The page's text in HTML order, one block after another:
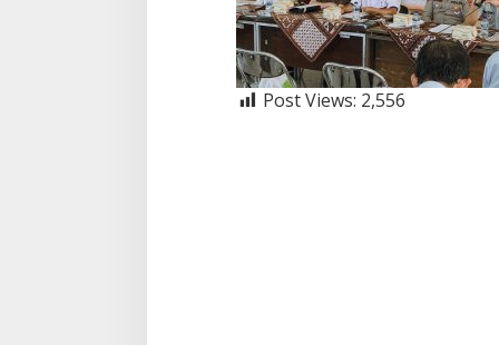
Post Views: 2,556